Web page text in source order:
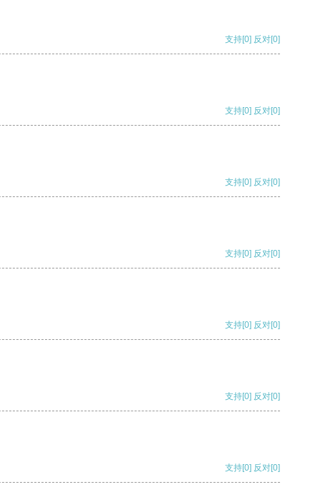
支持[0] 反对[0]
支持[0] 反对[0]
支持[0] 反对[0]
支持[0] 反对[0]
支持[0] 反对[0]
支持[0] 反对[0]
支持[0] 反对[0]